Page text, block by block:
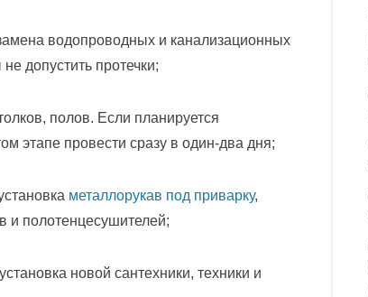
водопроводных и канализационных
допустить протечки;
полов. Если планируется
этапе провести сразу в один-два дня;
металлорукав под приварку,
и полотенцесушителей;
новой сантехники, техники и